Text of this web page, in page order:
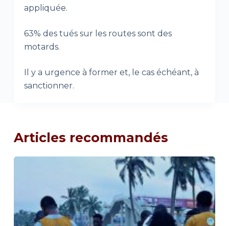
appliquée.
63% des tués sur les routes sont des
motards.
Il y a urgence à former et, le cas échéant, à
sanctionner.
Articles recommandés